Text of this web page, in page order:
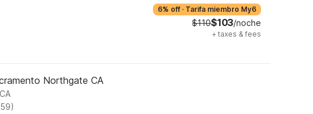
6% off · Tarifa miembro My6
$110$103/noche
+ taxes & fees
Northgate CA